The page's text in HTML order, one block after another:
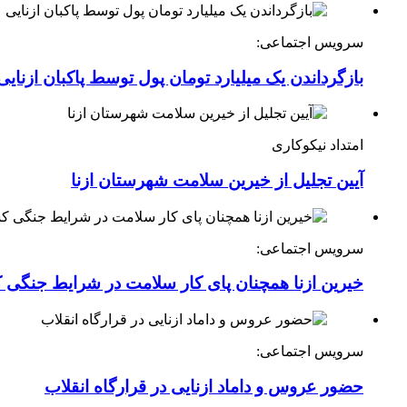
سرویس اجتماعی:
بازگرداندن یک میلیارد تومان پول توسط پاکبان
امتداد نیکوکاری
آیین تجلیل از خیرین سلامت شهرستان ازنا
سرویس اجتماعی:
خیرین ازنا همچنان پای کار سلامت در شرایط
سرویس اجتماعی:
حضور عروس و داماد ازنایی در قرارگاه انقلاب